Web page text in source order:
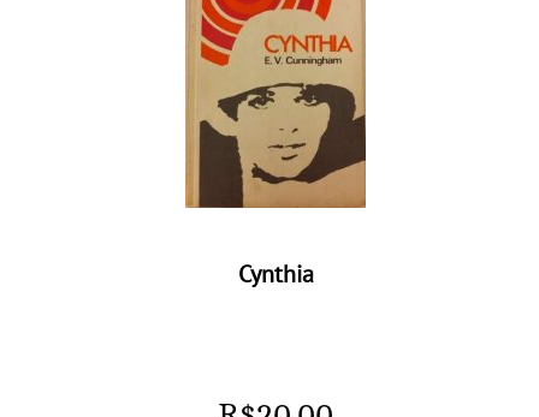
Cynthia